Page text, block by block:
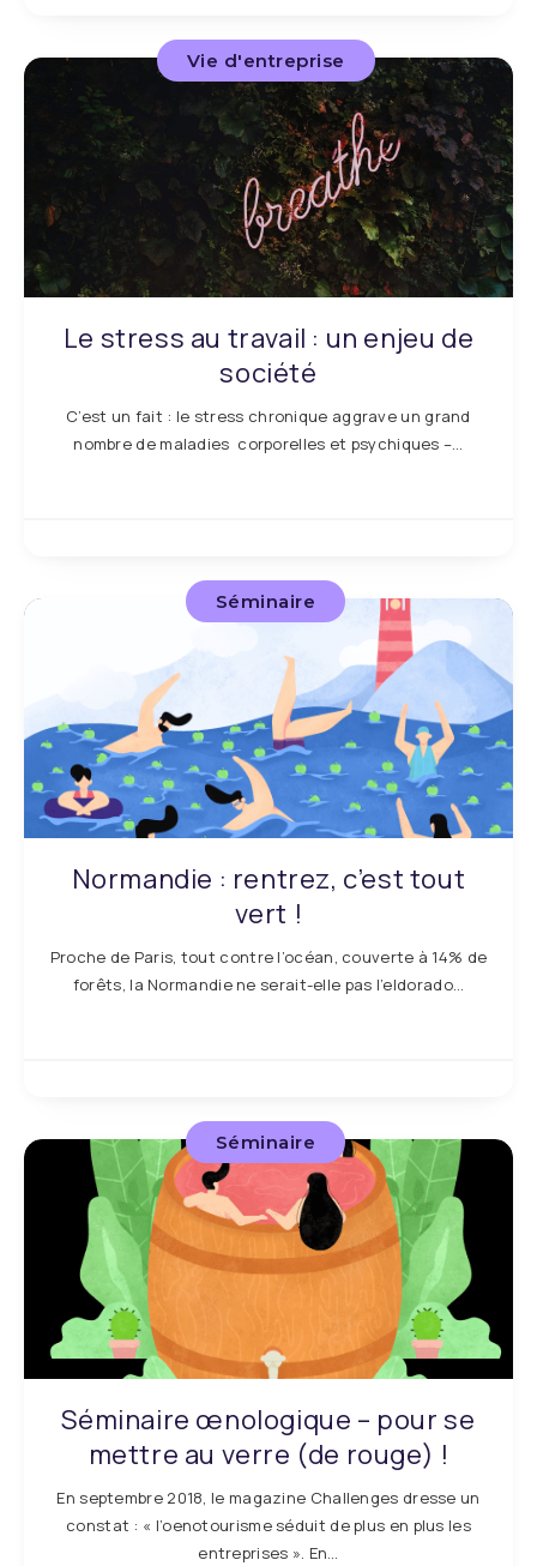
Vie d'entreprise
Le stress au travail : un enjeu de
société
C’est un fait : le stress chronique aggrave un grand
nombre de maladies corporelles et psychiques –…
Séminaire
Normandie : rentrez, c’est tout
vert !
Proche de Paris, tout contre l’océan, couverte à 14% de
forêts, la Normandie ne serait-elle pas l’eldorado…
Séminaire
Séminaire œnologique – pour se
mettre au verre (de rouge) !
En septembre 2018, le magazine Challenges dresse un
constat : « l’oenotourisme séduit de plus en plus les
entreprises ». En…